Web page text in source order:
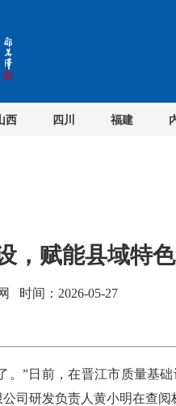
西 四川 福建
，赋能县域特
时间：2026-05-27
”日前，在晋江市质量基础
司研发负责人黄小明在查阅